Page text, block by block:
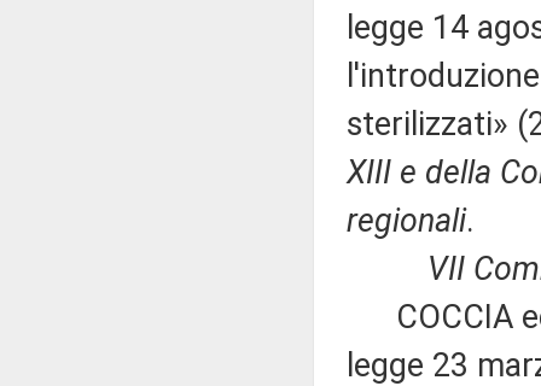
legge 14
sterilizzati»
XIII e della
regionali.
VII
COCCIA
legge 23